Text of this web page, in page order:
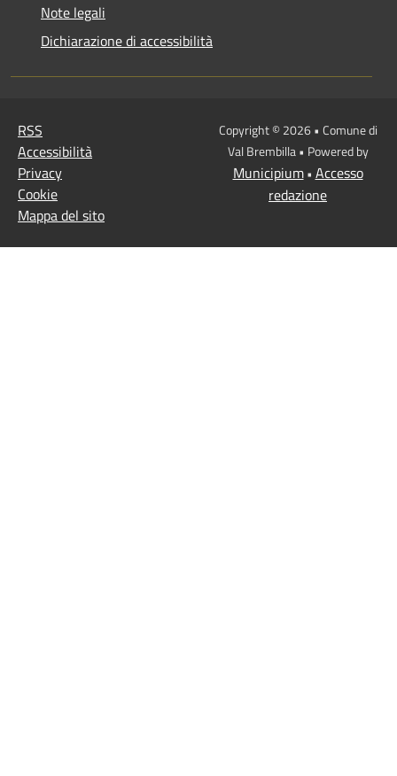
Note legali
Dichiarazione di accessibilità
RSS
Accessibilità
Privacy
Cookie
Mappa del sito
Copyright © 2026 • Comune di
Val Brembilla • Powered by
Municipium• Accesso
redazione